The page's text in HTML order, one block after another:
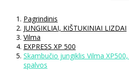
Pagrindinis
JUNGIKLIAI, KIŠTUKINIAI LIZDAI
Vilma
EXPRESS XP 500
Skambučio jungiklis Vilma
spalvos